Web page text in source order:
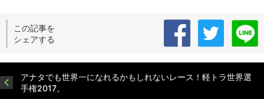
この記事を
シェアする
アナタでも世界一になれるかもしれないレース！軽トラ世界選
手権2017。